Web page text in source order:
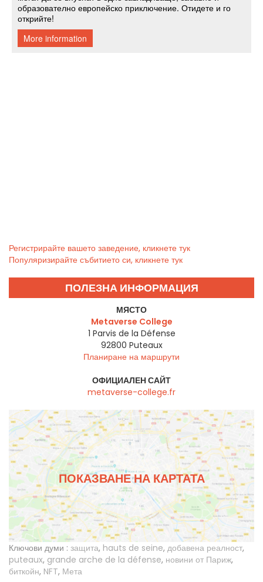
Регистрирайте вашето заведение, кликнете тук
Популяризирайте събитието си, кликнете тук
ПОЛЕЗНА ИНФОРМАЦИЯ
МЯСТО
Metaverse College
1 Parvis de la Défense
92800 Puteaux
Планиране на маршрути
ОФИЦИАЛЕН САЙТ
metaverse-college.fr
ПОКАЗВАНЕ НА КАРТАТА
Ключови думи : защита, hauts de seine, добавена реалност,
puteaux, grande arche de la défense, новини от Париж,
биткойн, NFT, Мета